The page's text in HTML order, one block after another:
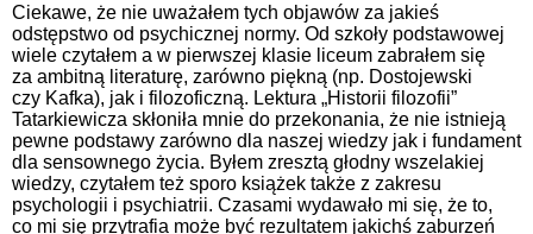
Ciekawe, że nie uważałem tych objawów za jakieś
odstępstwo od psychicznej normy. Od szkoły podstawowej
wiele czytałem a w pierwszej klasie liceum zabrałem się
za ambitną literaturę, zarówno piękną (np. Dostojewski
czy Kafka), jak i filozoficzną. Lektura „Historii filozofii”
Tatarkiewicza skłoniła mnie do przekonania, że nie istnieją
pewne podstawy zarówno dla naszej wiedzy jak i fundament
dla sensownego życia. Byłem zresztą głodny wszelakiej
wiedzy, czytałem też sporo książek także z zakresu
psychologii i psychiatrii. Czasami wydawało mi się, że to,
co mi się przytrafia może być rezultatem jakichś zaburzeń